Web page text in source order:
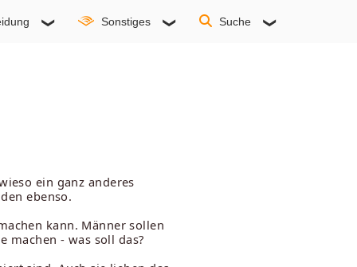
Sonstiges Suche
ein ganz anderes
ebenso.
kann. Männer sollen
machen - was soll das?